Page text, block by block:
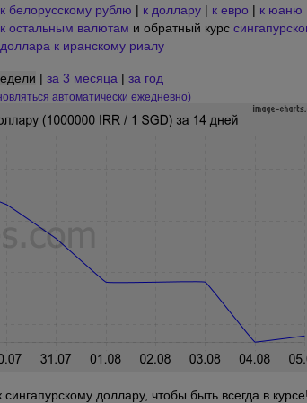
к белорусскому рублю | к доллару | к евро | к юаню
к остальным валютам и обратный курс
доллара к иранскому риалу
| за 3 месяца | за год
автоматически ежедневно)
доллару, чтобы быть всегда в курсе!